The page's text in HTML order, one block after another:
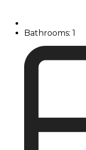
Bathrooms: 1